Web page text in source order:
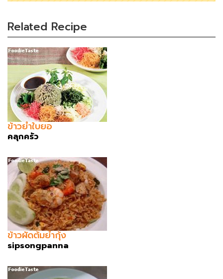
Related Recipe
ข้าวยำใบยอ
คลุกครัว
ข้าวผัดต้มยำกุ้ง
sipsongpanna